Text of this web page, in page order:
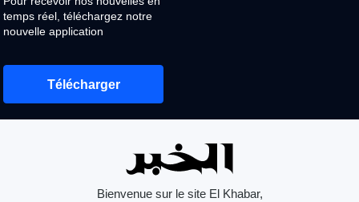
temps réel, téléchargez notre
nouvelle application
Télécharger
Bienvenue sur le site El Khabar,